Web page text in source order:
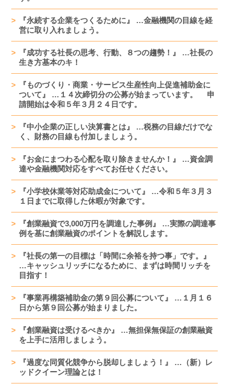
『永続する企業をつくるために』 …金融機関の目線を経
営に取り入れましょう。
『成功する社長の思考、行動、８つの趨勢！』 …社長の
生き方基本のキ！
『ものづくり・商業・サービス生産性向上促進補助金に
ついて』 …１４次締切分の公募が始まっています。 申
請開始は令和５年３月２４日です。
『中小企業の正しい決算書とは』 …税務の目線だけでな
く、財務の目線も付加しましょう。
『お金にまつわる心配を取り除きませんか！』 …資金調
達や金融機関対応をすべてお任せください。
『小学校休業等対応助成金について』 …令和５年３月３
１日までに取得した休暇が対象です。
『創業融資で3,000万円を調達した事例』 …実際の調達事
例を基に創業融資のポイントを解説します。
『社長の第一の目標は「時間に余裕を持つ事」です。』
…キャッシュリッチになるために、まずは時間リッチを
目指す！
『事業再構築補助金の第９回公募について』 …１月１６
日から第９回公募が始まりました。
『創業融資は受けるべきか』 …無担保無保証の創業融資
を上手に活用しましょう。
『過度な同質化競争から脱却しましょう！』 …（新）レ
ッドクイーン理論とは！